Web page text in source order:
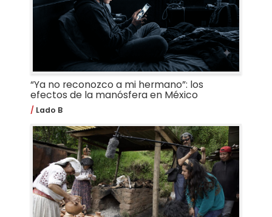
“Ya no reconozco a mi hermano”: los
efectos de la manósfera en México
Lado B